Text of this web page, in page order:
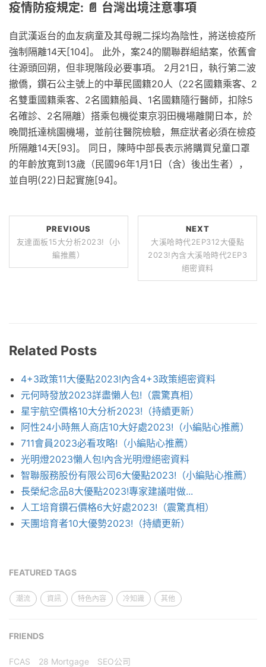
疫情防疫規定: 📄 台灣出境注意事項
自武漢返台的血友病童及其母親二採均為陰性，將送檢疫所
強制隔離14天[104]。 此外，案24的關聯群組結案，依舊會
往源頭回朔，但非現階段必要事項。 2月21日，執行第二波
撤僑，鑽石公主號上的中華民國籍20人（22名國籍乘客、2
名雙重國籍乘客、2名國籍船員、1名國籍隨行醫師，扣除5
名確診、2名隔離）搭乘包機從東京羽田機場離開日本，於
晚間抵達桃園機場，並前往醫院檢驗，無症狀者必須在檢疫
所隔離14天[93]。 同日，陳時中部長表示將購買兒童口罩
的年齡放寬到13歲（民國96年1月1日（含）後出生者），
並自明(22)日起實施[94]。
PREVIOUS
友達面板15大分析2023!（小
編推薦）
NEXT
大溪哈時代2EP312大優點
2023!內含大溪哈時代2EP3
絕密資料
Related Posts
4+3政策11大優點2023!內含4+3政策絕密資料
元何時發放2023詳盡懶人包!（震驚真相）
星宇航空價格10大分析2023!（持續更新）
阿性24小時無人商店10大好處2023!（小編貼心推薦）
711會員2023必看攻略!（小編貼心推薦）
光明燈2023懶人包!內含光明燈絕密資料
智聯服務股份有限公司6大優點2023!（小編貼心推薦）
長榮紀念品8大優點2023!專家建議咁做...
人工培育鑽石價格6大好處2023!（震驚真相）
天團培育者10大優勢2023!（持續更新）
FEATURED TAGS
潮流 資訊 特色內容 冷知識 其他
FRIENDS
FCAS 28 Mortgage SEO公司